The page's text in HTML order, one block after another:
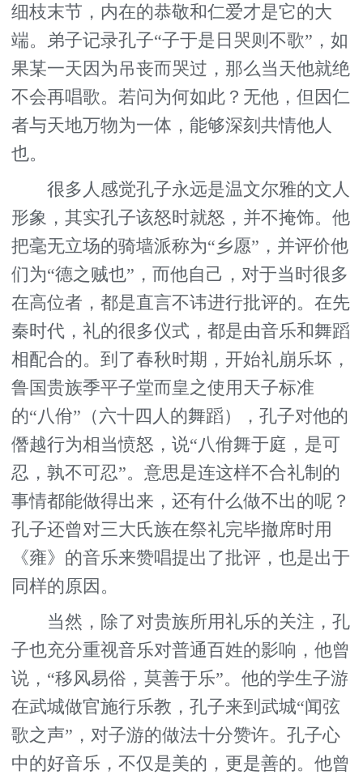
细枝末节，内在的恭敬和仁爱才是它的大
端。弟子记录孔子“子于是日哭则不歌”，如
果某一天因为吊丧而哭过，那么当天他就绝
不会再唱歌。若问为何如此？无他，但因仁
者与天地万物为一体，能够深刻共情他人
也。
很多人感觉孔子永远是温文尔雅的文人
形象，其实孔子该怒时就怒，并不掩饰。他
把毫无立场的骑墙派称为“乡愿”，并评价他
们为“德之贼也”，而他自己，对于当时很多
在高位者，都是直言不讳进行批评的。在先
秦时代，礼的很多仪式，都是由音乐和舞蹈
相配合的。到了春秋时期，开始礼崩乐坏，
鲁国贵族季平子堂而皇之使用天子标准
的“八佾”（六十四人的舞蹈），孔子对他的
僭越行为相当愤怒，说“八佾舞于庭，是可
忍，孰不可忍”。意思是连这样不合礼制的
事情都能做得出来，还有什么做不出的呢？
孔子还曾对三大氏族在祭礼完毕撤席时用
《雍》的音乐来赞唱提出了批评，也是出于
同样的原因。
当然，除了对贵族所用礼乐的关注，孔
子也充分重视音乐对普通百姓的影响，他曾
说，“移风易俗，莫善于乐”。他的学生子游
在武城做官施行乐教，孔子来到武城“闻弦
歌之声”，对子游的做法十分赞许。孔子心
中的好音乐，不仅是美的，更是善的。他曾